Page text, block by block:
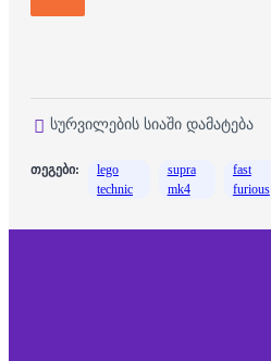
სურვილების სიაში დამატება
თეგები:
lego
technic
supra
mk4
fast
furious